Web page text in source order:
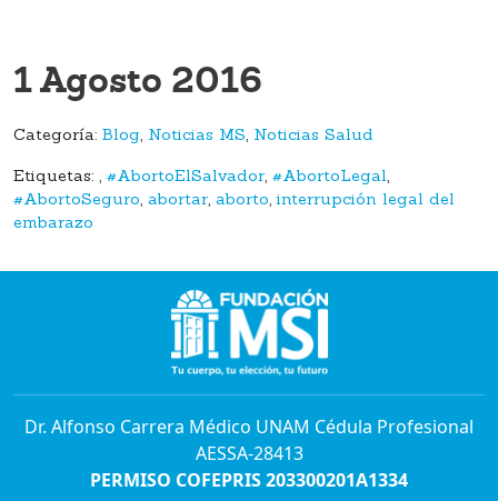
1 Agosto 2016
Categoría: Blog, Noticias MS, Noticias Salud
Etiquetas: , #AbortoElSalvador, #AbortoLegal,
#AbortoSeguro, abortar, aborto,interrupción legal del
embarazo
Dr. Alfonso Carrera Médico UNAM Cédula Profesional
AESSA-28413
PERMISO COFEPRIS 203300201A1334